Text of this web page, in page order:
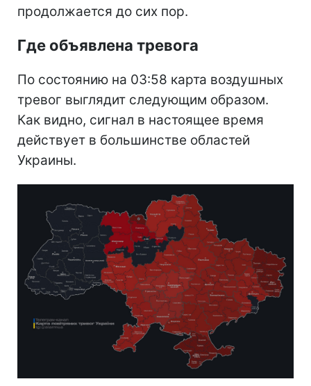
продолжается до сих пор.
Где объявлена тревога
По состоянию на 03:58 карта воздушных
тревог выглядит следующим образом.
Как видно, сигнал в настоящее время
действует в большинстве областей
Украины.